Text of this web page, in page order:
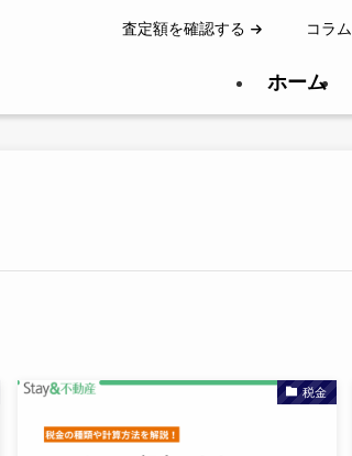
査定額を確認する コラム
ホーム
税金